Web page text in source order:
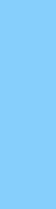
メリカビーバーが